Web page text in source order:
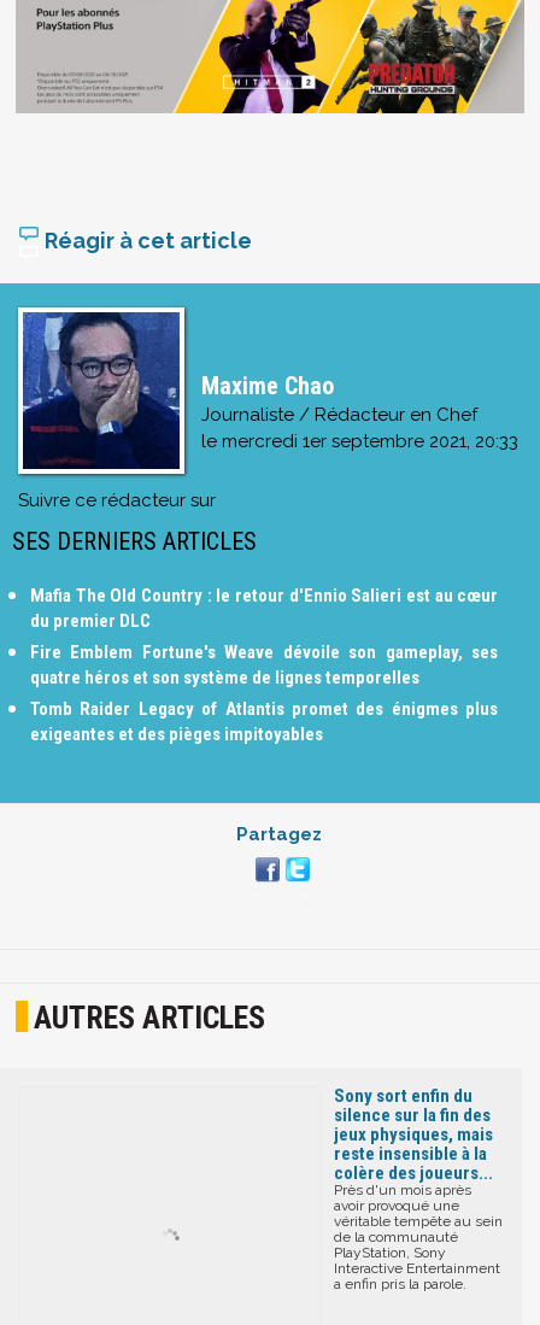
Réagir à cet article
Maxime Chao
Journaliste / Rédacteur en Chef
le mercredi 1er septembre 2021, 20:33
Suivre ce rédacteur sur
SES DERNIERS ARTICLES
Mafia The Old Country : le retour d'Ennio Salieri est au cœur
du premier DLC
Fire Emblem Fortune's Weave dévoile son gameplay, ses
quatre héros et son système de lignes temporelles
Tomb Raider Legacy of Atlantis promet des énigmes plus
exigeantes et des pièges impitoyables
Partagez
AUTRES ARTICLES
Sony sort enfin du
silence sur la fin des
jeux physiques, mais
reste insensible à la
colère des joueurs...
Près d'un mois après
avoir provoqué une
véritable tempête au sein
de la communauté
PlayStation, Sony
Interactive Entertainment
a enfin pris la parole.